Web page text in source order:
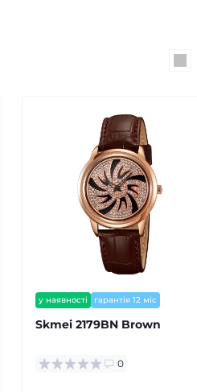
у наявності гарантія 12 міс
Skmei 2179BN Brown
0